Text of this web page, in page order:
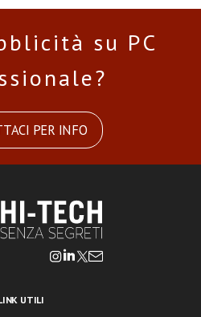
su PC
PER INFO
UTILI